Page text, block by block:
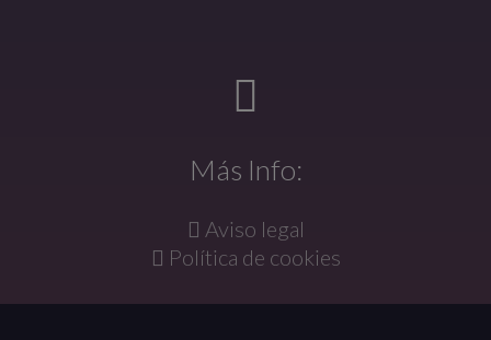
Más Info:
Aviso legal
Política de cookies